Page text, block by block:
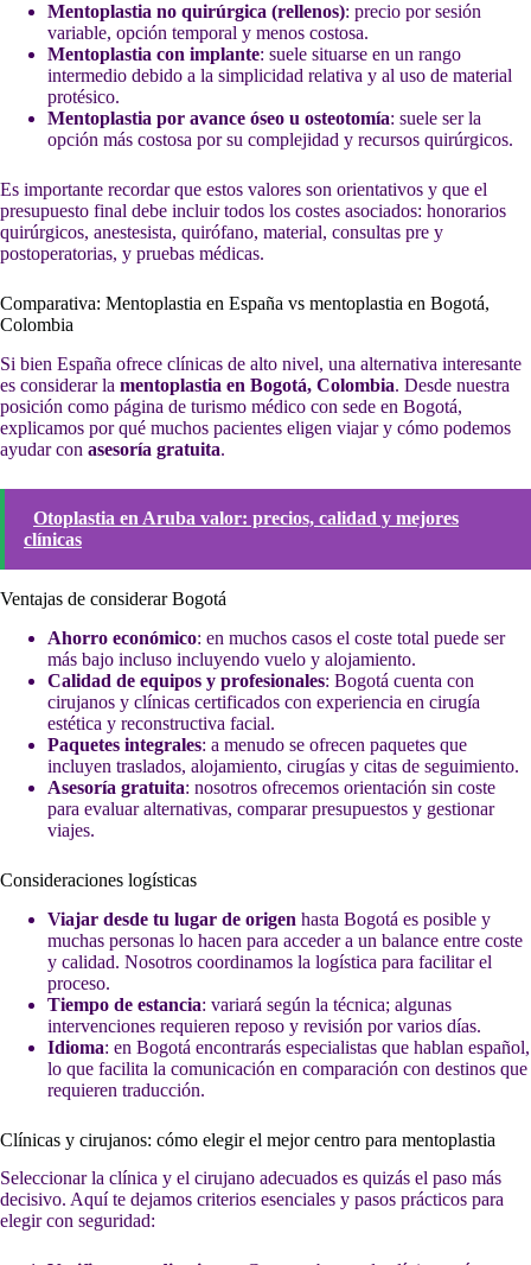
Mentoplastia no quirúrgica (rellenos): precio por sesión
variable, opción temporal y menos costosa.
Mentoplastia con implante: suele situarse en un rango
intermedio debido a la simplicidad relativa y al uso de material
protésico.
Mentoplastia por avance óseo u osteotomía: suele ser la
opción más costosa por su complejidad y recursos quirúrgicos.
Es importante recordar que estos valores son orientativos y que el
presupuesto final debe incluir todos los costes asociados: honorarios
quirúrgicos, anestesista, quirófano, material, consultas pre y
postoperatorias, y pruebas médicas.
Comparativa: Mentoplastia en España vs mentoplastia en Bogotá,
Colombia
Si bien España ofrece clínicas de alto nivel, una alternativa interesante
es considerar la mentoplastia en Bogotá, Colombia. Desde nuestra
posición como página de turismo médico con sede en Bogotá,
explicamos por qué muchos pacientes eligen viajar y cómo podemos
ayudar con asesoría gratuita.
Otoplastia en Aruba valor: precios, calidad y mejores
clínicas
Ventajas de considerar Bogotá
Ahorro económico: en muchos casos el coste total puede ser
más bajo incluso incluyendo vuelo y alojamiento.
Calidad de equipos y profesionales: Bogotá cuenta con
cirujanos y clínicas certificados con experiencia en cirugía
estética y reconstructiva facial.
Paquetes integrales: a menudo se ofrecen paquetes que
incluyen traslados, alojamiento, cirugías y citas de seguimiento.
Asesoría gratuita: nosotros ofrecemos orientación sin coste
para evaluar alternativas, comparar presupuestos y gestionar
viajes.
Consideraciones logísticas
Viajar desde tu lugar de origen hasta Bogotá es posible y
muchas personas lo hacen para acceder a un balance entre coste
y calidad. Nosotros coordinamos la logística para facilitar el
proceso.
Tiempo de estancia: variará según la técnica; algunas
intervenciones requieren reposo y revisión por varios días.
Idioma: en Bogotá encontrarás especialistas que hablan español,
lo que facilita la comunicación en comparación con destinos que
requieren traducción.
Clínicas y cirujanos: cómo elegir el mejor centro para mentoplastia
Seleccionar la clínica y el cirujano adecuados es quizás el paso más
decisivo. Aquí te dejamos criterios esenciales y pasos prácticos para
elegir con seguridad: